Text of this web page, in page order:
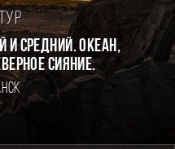
и Средний. Океан,
сияние.